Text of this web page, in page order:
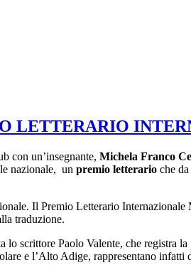
LETTERARIO
con un’insegnante, Michela Franco
nazionale, un premio letterario che
Il Premio Letterario Internazionale
traduzione.
scrittore Paolo Valente, che registra
e l’Alto Adige, rappresentano infatti